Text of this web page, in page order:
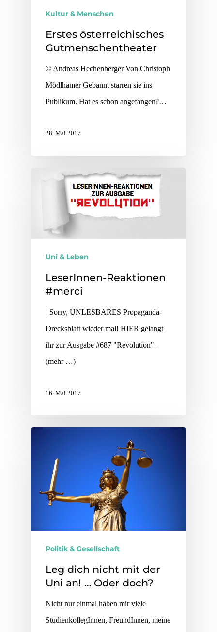
Kultur & Menschen
Erstes österreichisches
Gutmenschentheater
© Andreas Hechenberger Von Christoph
Mödlhamer Gebannt starren sie ins
Publikum. Hat es schon angefangen?…
28. Mai 2017
Uni & Leben
LeserInnen-Reaktionen
#merci
Sorry, UNLESBARES Propaganda-
Drecksblatt wieder mal! HIER gelangt
ihr zur Ausgabe #687 "Revolution".
(mehr …)
16. Mai 2017
Politik & Gesellschaft
Leg dich nicht mit der
Uni an! … Oder doch?
Nicht nur einmal haben mir viele
StudienkollegInnen, FreundInnen, meine